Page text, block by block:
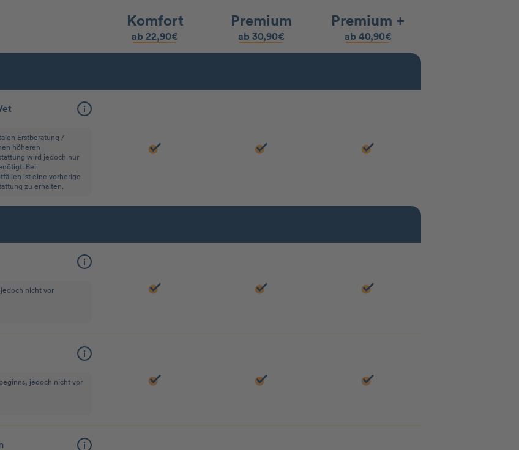
Komfort
ab 22,90€
Premium
ab 30,90€
Premium +
ab 40,90€
Erstberatung /
höheren
wird jedoch nur
Bei
ist eine vorherige
zu erhalten.
jedoch nicht vor
jedoch nicht vor